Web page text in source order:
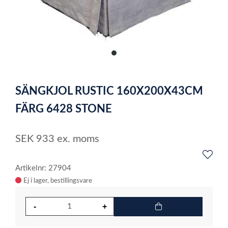
item
of
1
SÄNGKJOL RUSTIC 160X200X43CM
FÄRG 6428 STONE
SEK 933 ex. moms
Artikelnr: 27904
Ej i lager